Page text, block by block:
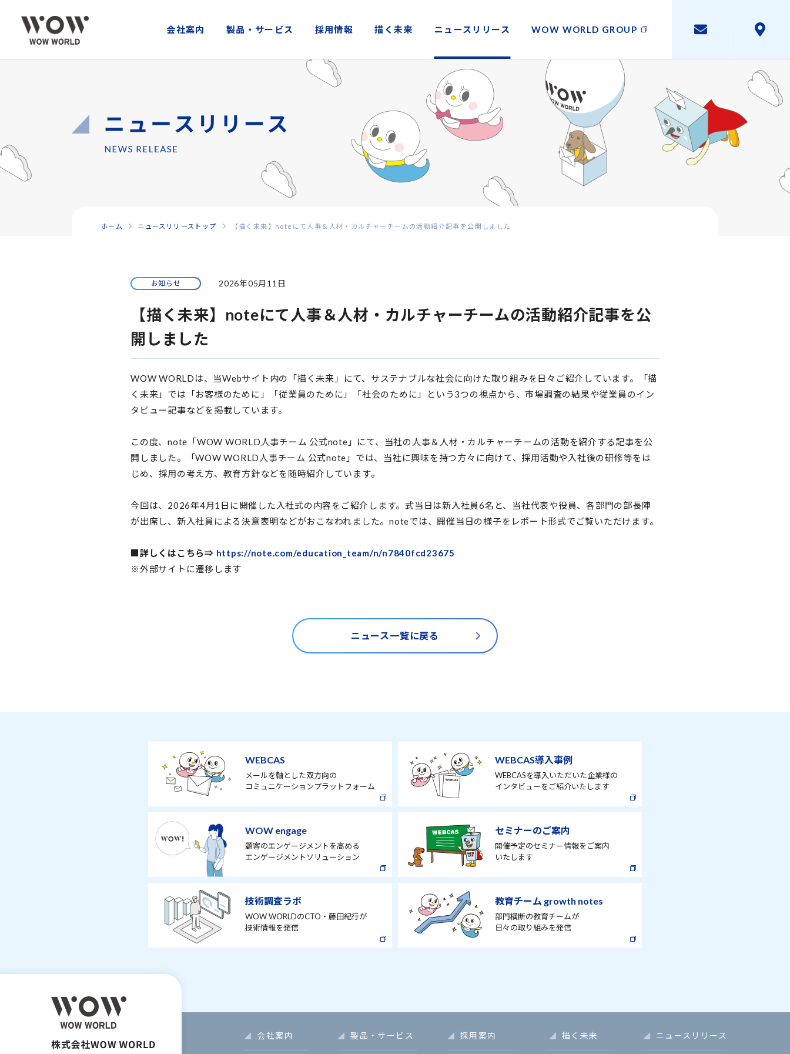
会社案内 製品・サービス 採用情報 描く未来 ニュースリリース WOW WORLD GROUP
ホーム ニュースリリーストップ 【描く未来】noteにて人事＆人材・カルチャーチームの活動紹介記事を公開しました
お知らせ 2026年05月11日
【描く未来】noteにて人事＆人材・カルチャーチームの活動紹介記事を公
開しました
WOW WORLDは、当Webサイト内の「描く未来」にて、サステナブルな社会に向けた取り組みを日々ご紹介しています。「描
く未来」では「お客様のために」「従業員のために」「社会のために」という3つの視点から、市場調査の結果や従業員のイン
タビュー記事などを掲載しています。
この度、note「WOW WORLD人事チーム 公式note」にて、当社の人事＆人材・カルチャーチームの活動を紹介する記事を公
開しました。「WOW WORLD人事チーム 公式note」では、当社に興味を持つ方々に向けて、採用活動や入社後の研修等をは
じめ、採用の考え方、教育方針などを随時紹介しています。
今回は、2026年4月1日に開催した入社式の内容をご紹介します。式当日は新入社員6名と、当社代表や役員、各部門の部長陣
が出席し、新入社員による決意表明などがおこなわれました。noteでは、開催当日の様子をレポート形式でご覧いただけます。
■詳しくはこちら⇒ https://note.com/education_team/n/n7840fcd23675
※外部サイトに遷移します
ニュース一覧に戻る
WEBCAS
メールを軸とした双方向の
コミュニケーションプラットフォーム
WEBCAS導入事例
WEBCASを導入いただいた企業様の
インタビューをご紹介いたします
WOW engage
顧客のエンゲージメントを高める
エンゲージメントソリューション
セミナーのご案内
開催予定のセミナー情報をご案内
いたします
技術調査ラボ
WOW WORLDのCTO・藤田紀行が
技術情報を発信
教育チーム growth notes
部門横断の教育チームが
日々の取り組みを発信
会社案内 製品・サービス 採用案内 描く未来 ニュースリリース